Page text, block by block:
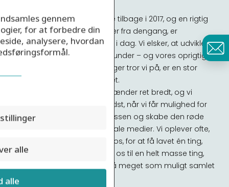
Skarpt har sin begyndelse tilbage i 2017, og en rigtig
stor del af de første kunder fra dengang, er
stadigvæk kunder hos os i dag. Vi elsker, at udvikle
os sammen med vores kunder – og vores oprigtige
interesse i deres forretninger tror vi på, er en stor
grund til den store loyalitet.
Vores kompetencefelt spænder ret bredt, og vi
synes selv at vi er allerbedst, når vi får mulighed for
at være med i hele processen og skabe den røde
tråd i alt fra trykte- til digitale medier. Vi oplever ofte,
at nye kunder kommer til os, for at få lavet én ting,
men ender med at bruge os til en helt masse ting,
fordi det er rart at have så meget som muligt samlet
gennem
for at forbedre din
analysere, hvordan
alle
alle